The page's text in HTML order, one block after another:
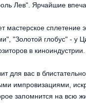
Лев". Ярчайшие
мастерское сплетение
"Золотой глобус" -
в киноиндустрии.
для вас в
импровизациями,
запомнится на всю